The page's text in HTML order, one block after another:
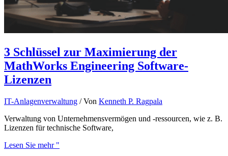
3 Schlüssel zur Maximierung der
MathWorks Engineering Software-
Lizenzen
IT-Anlagenverwaltung / Von Kenneth P. Ragpala
Verwaltung von Unternehmensvermögen und -ressourcen, wie z. B.
Lizenzen für technische Software,
Lesen Sie mehr "